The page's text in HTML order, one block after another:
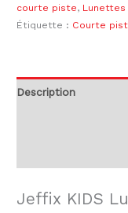
courte piste,
Étiquette : Courte
Description
Jeffix KIDS